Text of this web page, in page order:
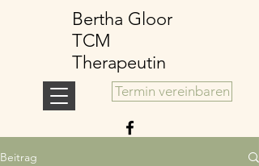
Termin vereinbaren
Bertha Gloor
TCM
Therapeutin
Beitrag